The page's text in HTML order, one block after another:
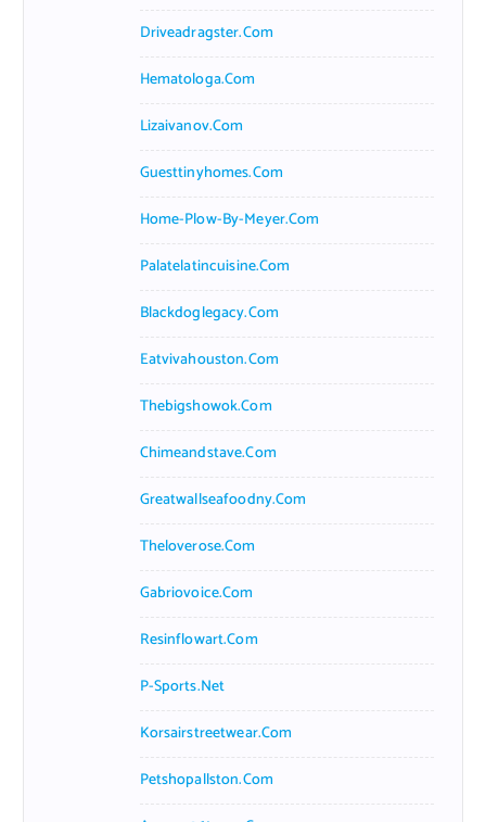
Driveadragster.com
Hematologa.com
Lizaivanov.com
Guesttinyhomes.com
Home-Plow-By-Meyer.com
Palatelatincuisine.com
Blackdoglegacy.com
Eatvivahouston.com
Thebigshowok.com
Chimeandstave.com
Greatwallseafoodny.com
Theloverose.com
Gabriovoice.com
Resinflowart.com
P-Sports.net
Korsairstreetwear.com
Petshopallston.com